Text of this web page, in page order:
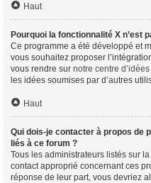
Haut
Pourquoi la fonctionnalité X n’est
Ce programme a été développé et
vous souhaitez proposer
vous rendre sur notre centre d’idées
les idées soumises par d’autres
Haut
Qui dois-je contacter à propos de
liés à ce forum ?
Tous les administrateurs listés sur
contact approprié concernant ces
réponse de leur part, vous devriez